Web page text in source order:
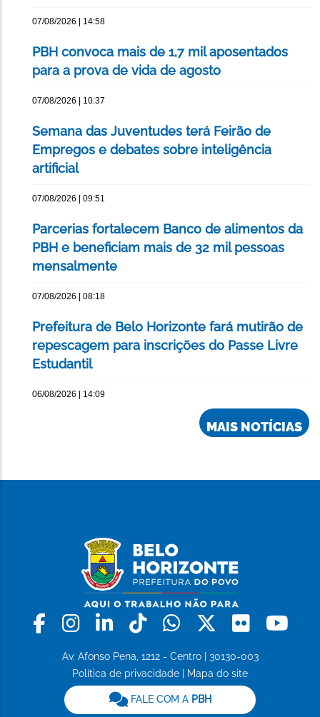
07/08/2026 | 14:58
PBH convoca mais de 1,7 mil aposentados
para a prova de vida de agosto
07/08/2026 | 10:37
Semana das Juventudes terá Feirão de
Empregos e debates sobre inteligência
artificial
07/08/2026 | 09:51
Parcerias fortalecem Banco de alimentos da
PBH e beneficiam mais de 32 mil pessoas
mensalmente
07/08/2026 | 08:18
Prefeitura de Belo Horizonte fará mutirão de
repescagem para inscrições do Passe Livre
Estudantil
06/08/2026 | 14:09
MAIS NOTÍCIAS
Facebook
Instagram
LinkedinTiktokWhatsapp
X Flickr
Av. Afonso Pena, 1212 - Centro | 30130-003
Política de privacidade
Mapa do site
FALE COM A PBH